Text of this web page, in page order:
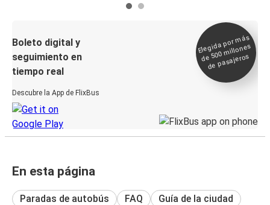
Boleto digital y
seguimiento en
tiempo real
Descubre la App de FlixBus
Elegida por
más
de 500
millones
de pasajeros
En esta página
Paradas de autobús FAQ Guía de la ciudad